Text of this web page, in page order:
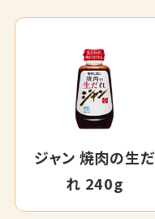
ジャン 焼肉の生だ
れ 240g